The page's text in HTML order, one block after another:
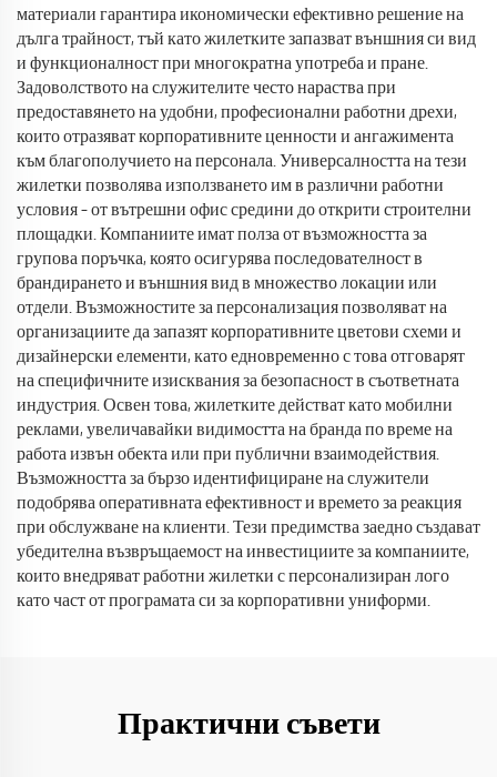
материали гарантира икономически ефективно решение на
дълга трайност, тъй като жилетките запазват външния си вид
и функционалност при многократна употреба и пране.
Задоволството на служителите често нараства при
предоставянето на удобни, професионални работни дрехи,
които отразяват корпоративните ценности и ангажимента
към благополучието на персонала. Универсалността на тези
жилетки позволява използването им в различни работни
условия – от вътрешни офис средини до открити строителни
площадки. Компаниите имат полза от възможността за
групова поръчка, която осигурява последователност в
брандирането и външния вид в множество локации или
отдели. Възможностите за персонализация позволяват на
организациите да запазят корпоративните цветови схеми и
дизайнерски елементи, като едновременно с това отговарят
на специфичните изисквания за безопасност в съответната
индустрия. Освен това, жилетките действат като мобилни
реклами, увеличавайки видимостта на бранда по време на
работа извън обекта или при публични взаимодействия.
Възможността за бързо идентифициране на служители
подобрява оперативната ефективност и времето за реакция
при обслужване на клиенти. Тези предимства заедно създават
убедителна възвръщаемост на инвестициите за компаниите,
които внедряват работни жилетки с персонализиран лого
като част от програмата си за корпоративни униформи.
Практични съвети